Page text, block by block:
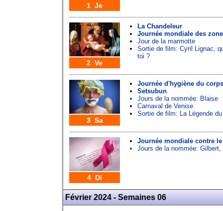
1 Je
2 Ve
La Chandeleur
Journée mondiale des
Jour de la marmotte
Sortie de film: Cyril Lignac,
toi ?
3 Sa
Journée d'hygiène du
Setsubun
Jours de la nommée: Blaise
Carnaval de Venise
Sortie de film: La Légende
4 Di
Journée mondiale contre
Jours de la nommée: Gilbert,
Février 2024 - Semaines 06